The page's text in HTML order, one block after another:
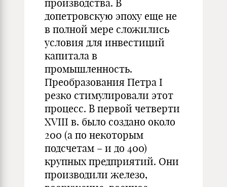
производства. В
допетровскую эпоху еще не
в полной мере сложились
условия для инвестиций
капитала в
промышленность.
Преобразования Петра I
резко стимулировали этот
процесс. В первой четверти
XVIII в. было создано около
200 (а по некоторым
подсчетам – и до 400)
крупных предприятий. Они
производили железо,